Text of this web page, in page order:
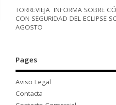
TORREVIEJA INFORMA SOBRE
CON SEGURIDAD DEL ECLIPSE
AGOSTO
Pages
Aviso Legal
Contacta